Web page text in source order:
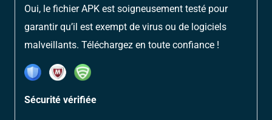
Oui, le fichier APK est soigneusement testé pour
garantir qu’il est exempt de virus ou de logiciels
malveillants. Téléchargez en toute confiance !
Sécurité vérifiée